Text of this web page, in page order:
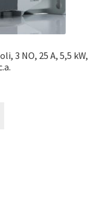
и обслуживании
3 NO, 25 A, 5,5 kW,